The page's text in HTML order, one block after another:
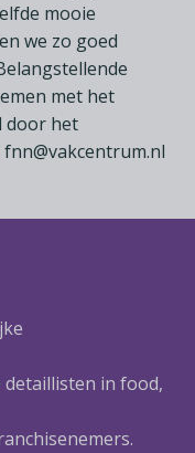
mooie
we zo goed
met het
door het
in food,